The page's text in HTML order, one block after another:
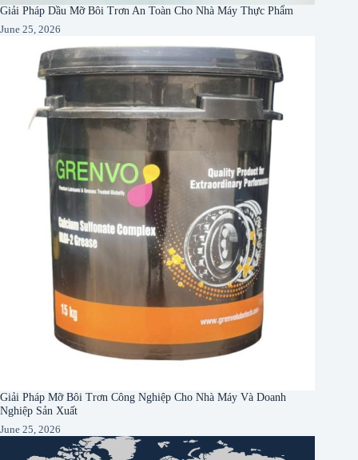
Giải Pháp Dầu Mỡ Bôi Trơn An Toàn Cho Nhà Máy Thực Phẩm
June 25, 2026
Giải Pháp Mỡ Bôi Trơn Công Nghiệp Cho Nhà Máy Và Doanh
Nghiệp Sản Xuất
June 25, 2026